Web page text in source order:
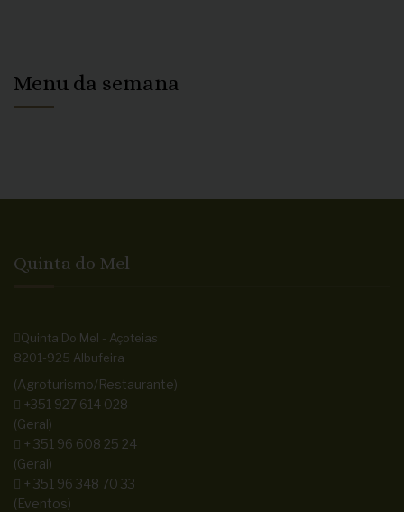
Menu da semana
Quinta do Mel
Quinta Do Mel - Açoteias
8201-925 Albufeira
(Agroturismo/Restaurante)
+351 927 614 028
(Geral)
+ 351 96 608 25 24
(Geral)
+ 351 96 348 70 33
(Eventos)